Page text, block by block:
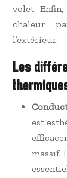
volet.
chaleur
l’extérieur.
Les
est
massif.